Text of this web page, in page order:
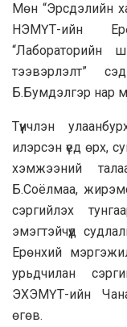
Мөн “Эрсдэлийн
НЭМҮТ-ийн
“Лабораторийн
тээвэрлэлт”
Б.Бумдэлгэр нар
Түүнчлэн
илэрсэн үед өрх,
хэмжээний
Б.Соёлмаа,
сэргийлэх
эмэгтэйчүүд
Ерөнхий
урьдчилан
ЭХЭМҮТ-ийн
өгөв.